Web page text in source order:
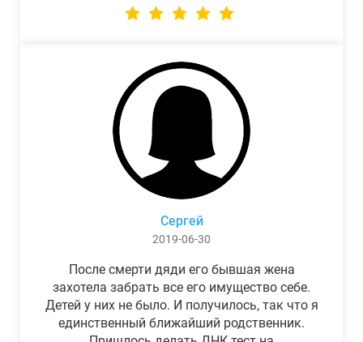
Сергей
2019-06-30
После смерти дяди его бывшая жена
захотела забрать все его имущество себе.
Детей у них не было. И получилось, так что я
единственный ближайший родственник.